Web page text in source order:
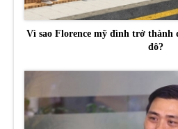
Vì sao Florence mỹ đình trở thành
đô?